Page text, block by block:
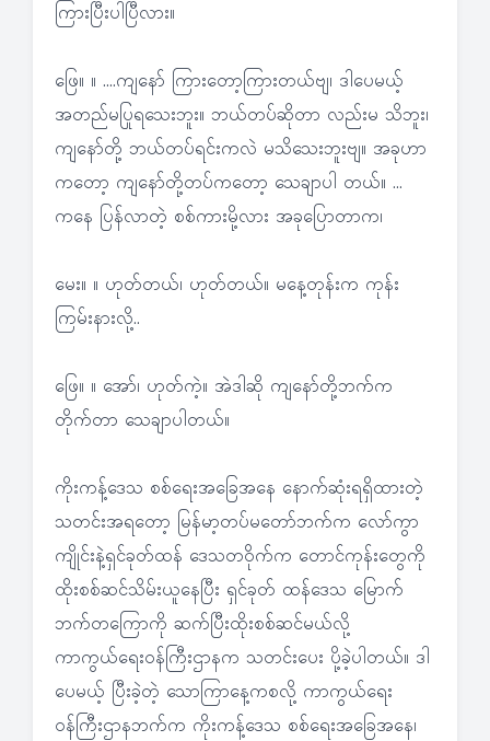
ကြားပြီးပါပြီလား။
ဖြေ။ ။ ….ကျနော် ကြားတော့ကြားတယ်ဗျ၊ ဒါပေမယ့်
အတည်မပြုရသေးဘူး။ ဘယ်တပ်ဆိုတာ လည်းမ သိဘူး၊
ကျနော်တို့ ဘယ်တပ်ရင်းကလဲ မသိသေးဘူးဗျ။ အခုဟာ
ကတော့ ကျနော်တို့တပ်ကတော့ သေချာပါ တယ်။ …
ကနေ ပြန်လာတဲ့ စစ်ကားမို့လား အခုပြောတာက၊
မေး။ ။ ဟုတ်တယ်၊ ဟုတ်တယ်။ မနေ့တုန်းက ကုန်း
ကြမ်းနားလို့..
ဖြေ။ ။ အော်၊ ဟုတ်ကဲ့။ အဲဒါဆို ကျနော်တို့ဘက်က
တိုက်တာ သေချာပါတယ်။
ကိုးကန့်ဒေသ စစ်ရေးအခြေအနေ နောက်ဆုံးရရှိထားတဲ့
သတင်းအရတော့ မြန်မာ့တပ်မတော်ဘက်က လော်ကွာ
ကျိုင်းနဲ့ရှင်ခုတ်ထန် ဒေသတဝိုက်က တောင်ကုန်းတွေကို
ထိုးစစ်ဆင်သိမ်းယူနေပြီး ရှင်ခုတ် ထန်ဒေသ မြောက်
ဘက်တကြောကို ဆက်ပြီးထိုးစစ်ဆင်မယ်လို့
ကာကွယ်ရေးဝန်ကြီးဌာနက သတင်းပေး ပို့ခဲ့ပါတယ်။ ဒါ
ပေမယ့် ပြီးခဲ့တဲ့ သောကြာနေ့ကစလို့ ကာကွယ်ရေး
ဝန်ကြီးဌာနဘက်က ကိုးကန့်ဒေသ စစ်ရေးအခြေအနေ၊